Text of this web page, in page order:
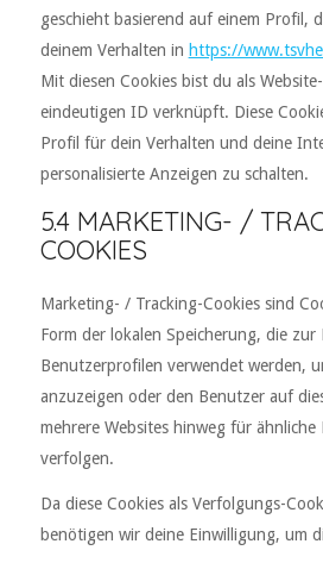
geschieht basierend auf einem Profil,
deinem Verhalten in https://
Mit diesen Cookies bist du als
eindeutigen ID verknüpft. Diese
Profil für dein Verhalten und deine
personalisierte Anzeigen zu schalten.
5.4 MARKETING- /
COOKIES
Marketing- / Tracking-Cookies sind
Form der lokalen Speicherung, die zur
Benutzerprofilen verwendet werden,
anzuzeigen oder den Benutzer auf
mehrere Websites hinweg für ähnliche
verfolgen.
Da diese Cookies als Verfolgungs-
benötigen wir deine Einwilligung, um